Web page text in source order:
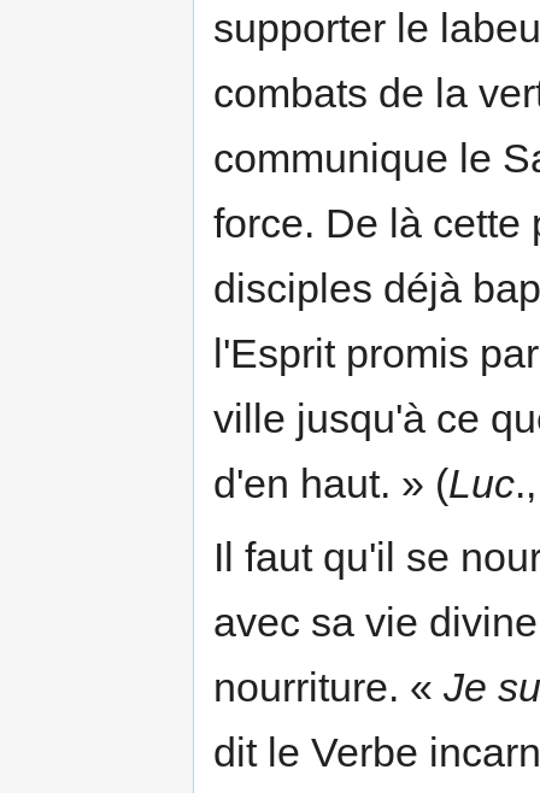
supporter le
combats de la
communique le
force. De là cette
disciples déjà
l'Esprit promis
ville jusqu'à ce
d'en haut. » (Luc
Il faut qu'il se
avec sa vie
nourriture. « Je
dit le Verbe